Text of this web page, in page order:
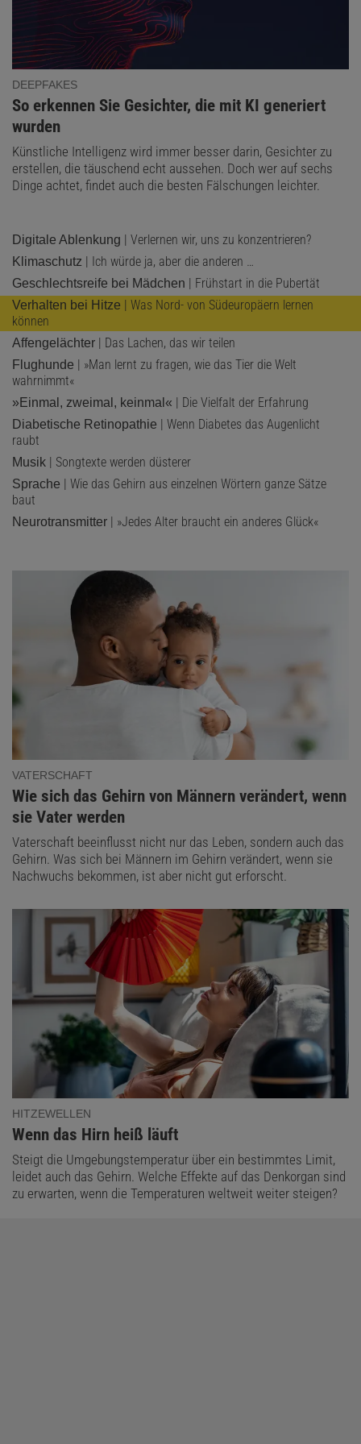
DEEPFAKES
:
So erkennen Sie Gesichter, die mit KI generiert
wurden
Künstliche Intelligenz wird immer besser darin, Gesichter zu
erstellen, die täuschend echt aussehen. Doch wer auf sechs
Dinge achtet, findet auch die besten Fälschungen leichter.
Digitale Ablenkung | Verlernen wir, uns zu konzentrieren?
Klimaschutz | Ich würde ja, aber die anderen …
Geschlechtsreife bei Mädchen | Frühstart in die Pubertät
Verhalten bei Hitze | Was Nord- von Südeuropäern lernen
können
Affengelächter | Das Lachen, das wir teilen
Flughunde | »Man lernt zu fragen, wie das Tier die Welt
wahrnimmt«
»Einmal, zweimal, keinmal« | Die Vielfalt der Erfahrung
Diabetische Retinopathie | Wenn Diabetes das Augenlicht
raubt
Musik | Songtexte werden düsterer
Sprache | Wie das Gehirn aus einzelnen Wörtern ganze Sätze
baut
Neurotransmitter | »Jedes Alter braucht ein anderes Glück«
VATERSCHAFT
:
Wie sich das Gehirn von Männern verändert, wenn
sie Vater werden
Vaterschaft beeinflusst nicht nur das Leben, sondern auch das
Gehirn. Was sich bei Männern im Gehirn verändert, wenn sie
Nachwuchs bekommen, ist aber nicht gut erforscht.
HITZEWELLEN
:
Wenn das Hirn heiß läuft
Steigt die Umgebungstemperatur über ein bestimmtes Limit,
leidet auch das Gehirn. Welche Effekte auf das Denkorgan sind
zu erwarten, wenn die Temperaturen weltweit weiter steigen?